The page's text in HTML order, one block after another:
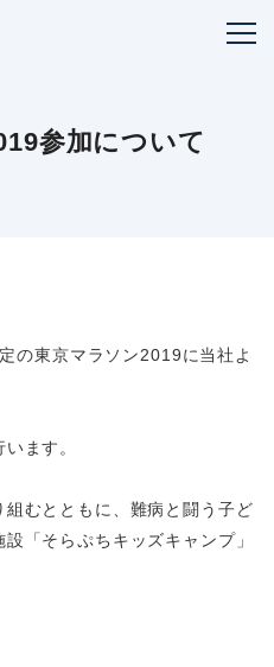
参加について
の東京マラソン2019に当社よ
ます。
むとともに、難病と闘う子ど
「そらぷちキッズキャンプ」